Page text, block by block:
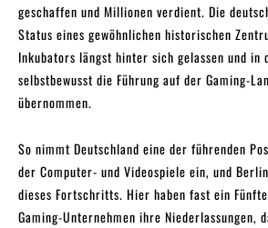
geschaffen und Millionen verdient. Die
Status eines gewöhnlichen historischen
Inkubators längst hinter sich gelassen und in
selbstbewusst die Führung auf der Gaming-
übernommen.
So nimmt Deutschland eine der führenden
der Computer- und Videospiele ein, und
dieses Fortschritts. Hier haben fast ein
Gaming-Unternehmen ihre Niederlassungen,